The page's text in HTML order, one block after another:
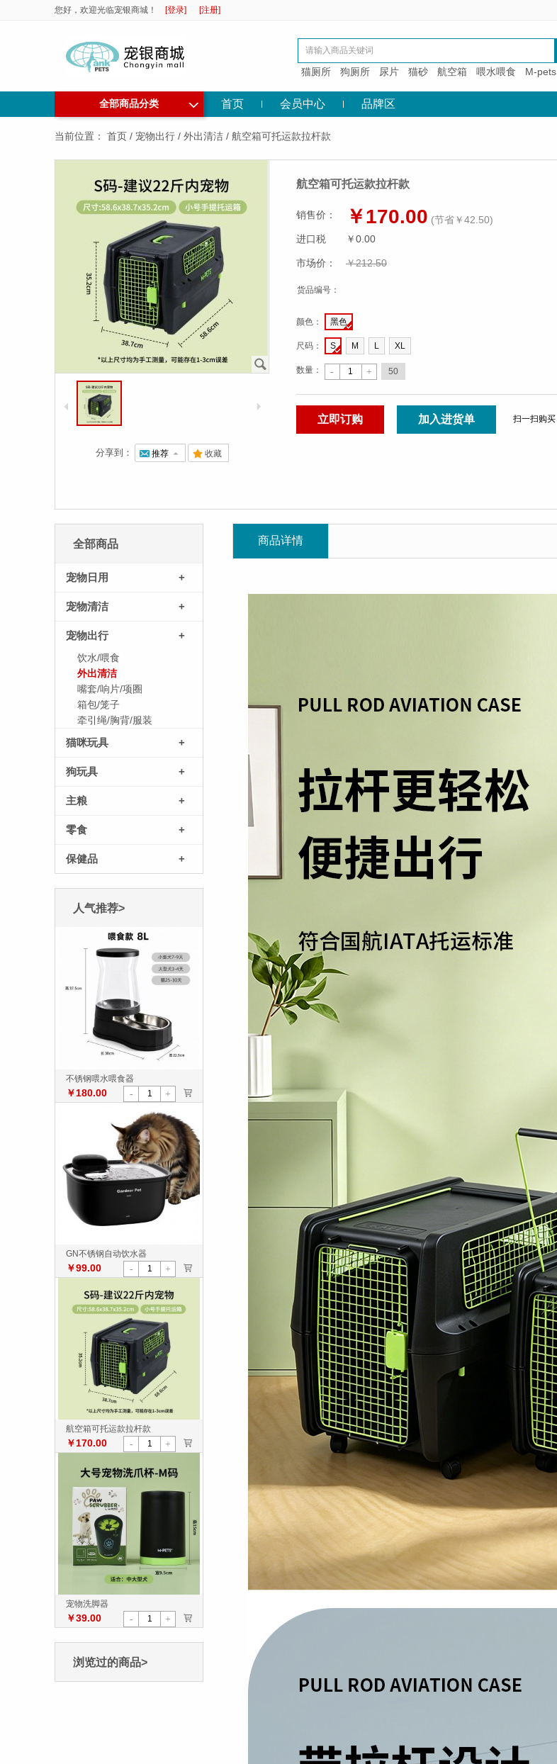
您好，欢迎光临宠银商城！ [登录] [注册]
猫厕所 狗厕所 尿片 猫砂 航空箱 喂水喂食 M-pets
全部商品分类 ◇ 首页 会员中心 品牌区
当前位置： 首页 / 宠物出行 / 外出清洁 / 航空箱可托运款拉杆款
J
4 5
分享到： @ 推荐 7 . 收藏
航空箱可托运款拉杆款
销售价： ￥170.00 (节省￥42.50)
进口税
￥0.00
市场价： ￥212.50
货品编号：
颜色 ： 黑色
尺码 ： S M L XL
数量： - + 50
立即订购 加入进货单 扫一扫购买
全部商品
宠物日用 +
宠物清洁 +
宠物出行 +
饮水/喂食
外出清洁
嘴套/响片/项圈
箱包/笼子
牵引绳/胸背/服装
猫咪玩具 +
狗玩具 +
主粮 +
零食 +
保健品 +
人气推荐>
不锈钢喂水喂食器
￥180.00 - + >
GN不锈钢自动饮水器
￥99.00 - + >
航空箱可托运款拉杆款
￥170.00 - + >
宠物洗脚器
￥39.00 - + >
浏览过的商品>
商品详情